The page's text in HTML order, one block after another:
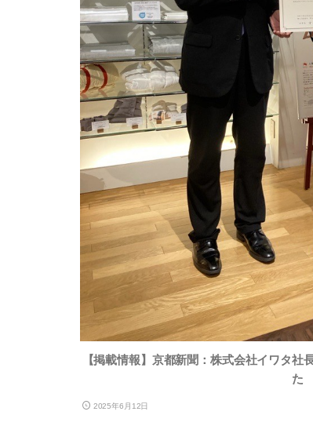
選び抜いた自然素材
「安心安全」の品質
世界に誇る清潔度
四季を快眠する
生地の違い
ご愛用者さまの
インフォメーション
ハナカイジチ
2026年07月28
【掲載情報】京都新聞：株式会社イワタ社
た
2025年6月12日